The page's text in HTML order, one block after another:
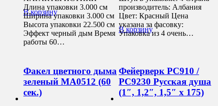
В корзину
В корзину
Длина упаковки 3.000 см
Ширина упаковки 3.000 см
Высота упаковки 22.500 см
Эффект черный дым Время
работы 60…
производитель: Албания
Цвет: Красный Цена
указана за фасовку:
Упаковка из 4 очень…
Факел цветного дыма
зеленый MA0512 (60
сек.)
Фейерверк РС910 /
РС9230 Русская душа
(1″, 1,2″, 1,5″ х 175)